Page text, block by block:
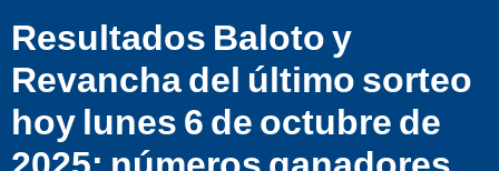
Resultados Baloto y
Revancha del último sorteo
hoy lunes 6 de octubre de
2025: números ganadores